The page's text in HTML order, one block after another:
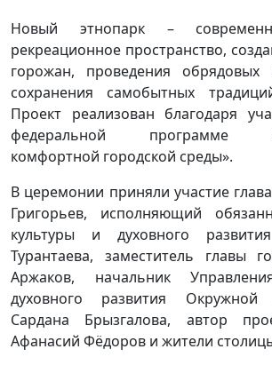
Новый этнопарк –
рекреационное пространство,
горожан, проведения
сохранения самобытных
Проект реализован благодаря
федеральной программе
комфортной городской среды».
В церемонии приняли участие
Григорьев, исполняющий
культуры и духовного
Турантаева, заместитель главы
Аржаков, начальник
духовного развития Окружной
Сардана Брызгалова, автор
Афанасий Фёдоров и жители